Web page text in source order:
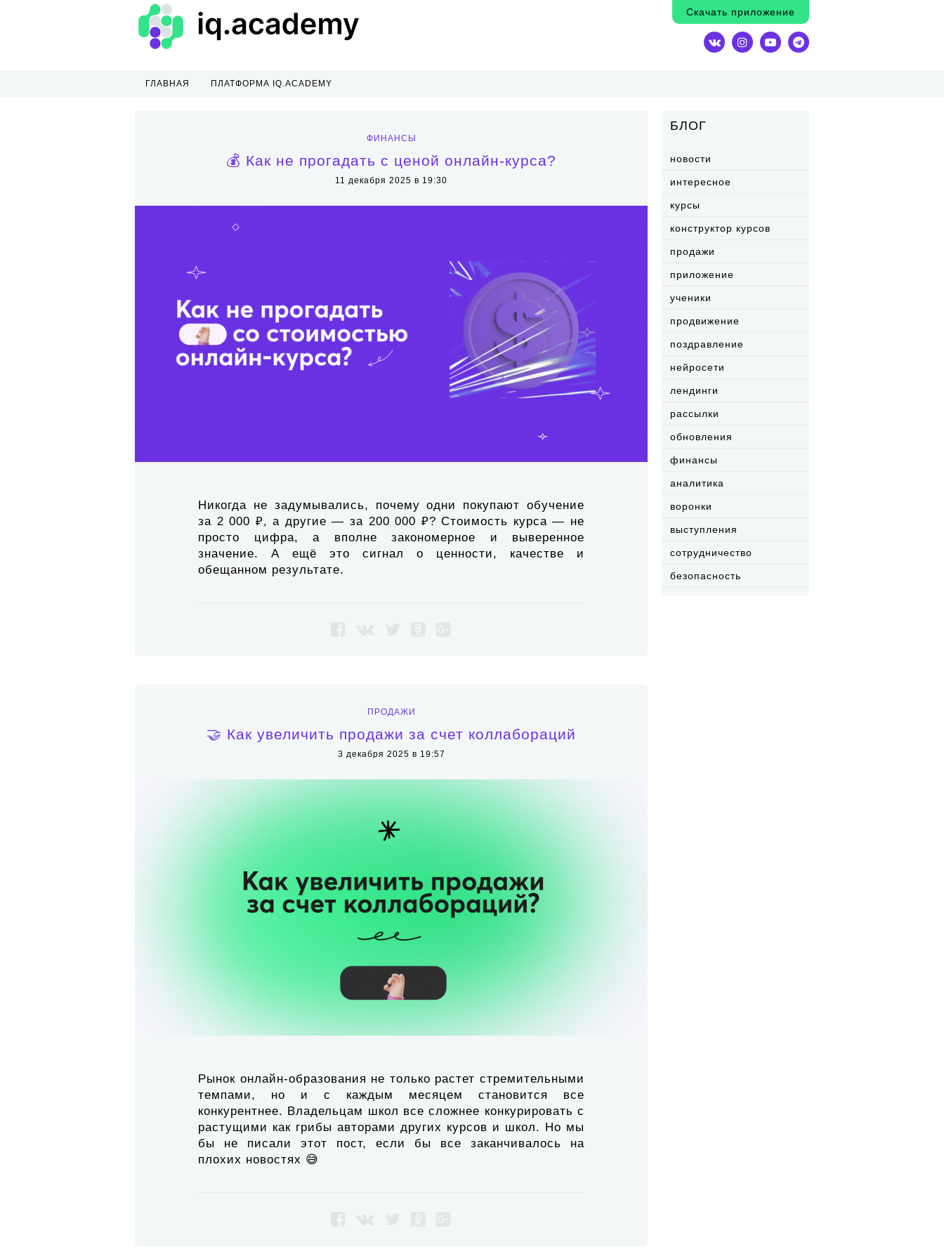
Скачать приложение
ГЛАВНАЯ ПЛАТФОРМА IQ.ACADEMY
БЛОГ
новости
интересное
курсы
конструктор курсов
продажи
приложение
ученики
продвижение
поздравление
нейросети
лендинги
рассылки
обновления
финансы
аналитика
воронки
выступления
сотрудничество
безопасность
ФИНАНСЫ
💰 Как не прогадать с ценой онлайн-курса?
11 декабря 2025 в 19:30
Никогда не задумывались, почему одни покупают обучение
за 2 000 ₽, а другие — за 200 000 ₽? Стоимость курса — не
просто цифра, а вполне закономерное и выверенное
значение. А ещё это сигнал о ценности, качестве и
обещанном результате.
ПРОДАЖИ
🤝 Как увеличить продажи за счет коллабораций
3 декабря 2025 в 19:57
Рынок онлайн-образования не только растет стремительными
темпами, но и с каждым месяцем становится все
конкурентнее. Владельцам школ все сложнее конкурировать с
растущими как грибы авторами других курсов и школ. Но мы
бы не писали этот пост, если бы все заканчивалось на
плохих новостях 😅